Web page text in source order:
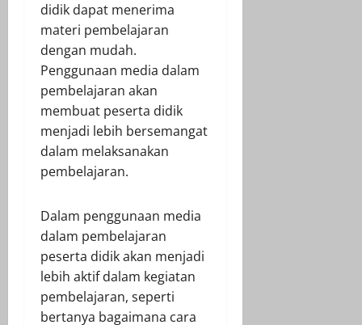
didik dapat menerima
materi pembelajaran
dengan mudah.
Penggunaan media dalam
pembelajaran akan
membuat peserta didik
menjadi lebih bersemangat
dalam melaksanakan
pembelajaran.
Dalam penggunaan media
dalam pembelajaran
peserta didik akan menjadi
lebih aktif dalam kegiatan
pembelajaran, seperti
bertanya bagaimana cara